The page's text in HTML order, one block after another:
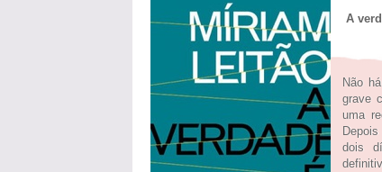
A
Não
grave
uma
dois